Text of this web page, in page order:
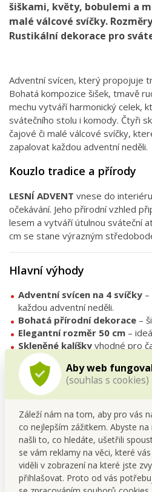
Aby web
(souhlas s cookies)
Záleží nám na tom, aby pro vás
co nejlepším zážitkem. Abyste na
našli to, co hledáte, ušetřili
se vám reklamy na věci, které
viděli v zobrazení na které jste
přihlašovat. Proto od vás
šiškami, květy, bobulemi a
malé válcové svíčky.
Rustikální dekorace pro
Adventní svícen, který propojuje
Bohatá kompozice šišek, tmavě
mechu vytváří harmonický celek,
svátečního stolu i komody. Čtyři
čajové či malé válcové svíčky,
zapalovat každou adventní neděli.
Kouzlo tradice a přírody
LESNÍ ADVENT vnese do
očekávání. Jeho přírodní vzhled
lesem a vytváří útulnou sváteční
cm se stane výrazným
Hlavní výhody
Adventní svícen na 4 svíčky
každou adventní neděli.
Bohatá přírodní dekorace –
Elegantní rozměr 50 cm –
Skleněné kalíšky vhodné pro
svíčky.
Rustikální designvnáší do
Materiál:přírodní dekorace
květy), sklo
Rozměry:šířka 50 × hloubka
Kalíšky na svíčky:průměr 6
Použití:adventní svícen na